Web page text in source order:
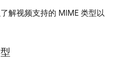
解视频支持的 MIME 类型以